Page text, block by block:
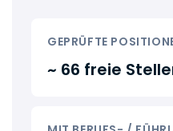
GEPRÜFTE
~ 66 freie